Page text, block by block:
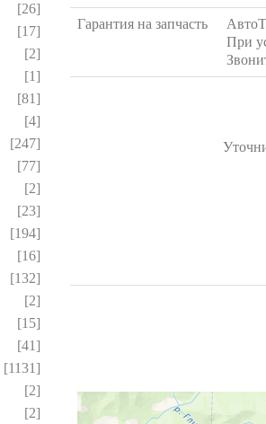
[26]
[17]
[2]
[1]
[81]
[4]
[247]
[77]
[2]
[23]
[194]
[16]
[132]
[2]
[15]
[41]
[1131]
[2]
[2]
Гарантия на запчасть
При